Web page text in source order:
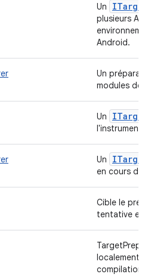
Un ITarget
plusieurs
Android.
Un
modules de
Un ITarget
Un ITarget
en cours
Cible le
tentative en
localement
compilation